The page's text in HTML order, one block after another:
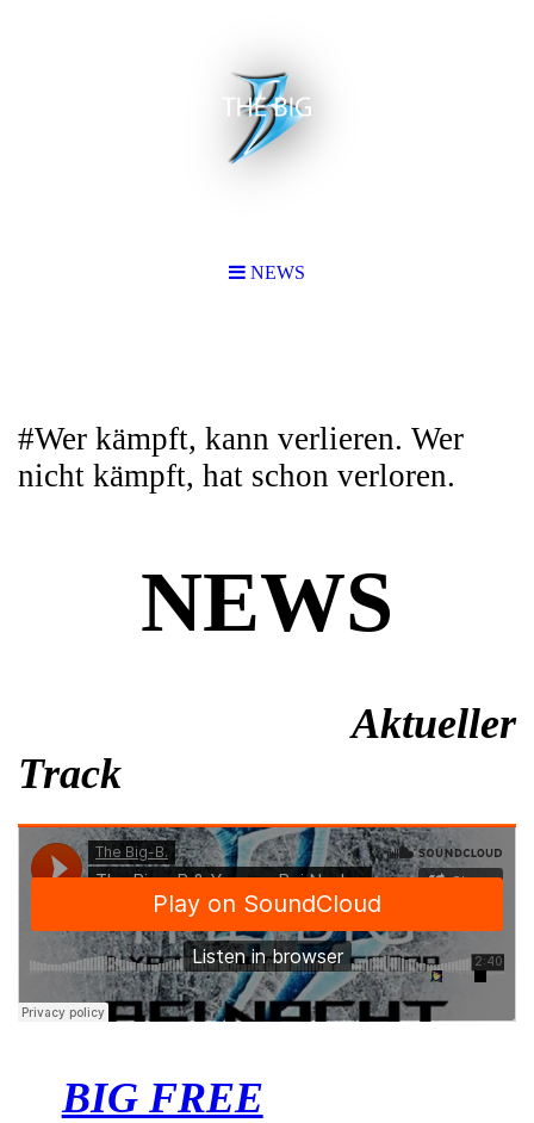
NEWS
#Wer kämpft, kann verlieren. Wer
nicht kämpft, hat schon verloren.
NEWS
Aktueller
Track
BIG FREE